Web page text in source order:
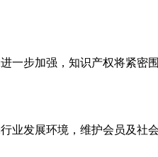
一步加强，知识产权将紧
业发展环境，维护会员及